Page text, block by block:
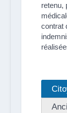
retenu,
contrat